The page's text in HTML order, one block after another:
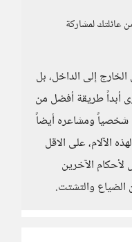
عائلتك لمشاركة
إلى الداخل، بل
أبداً طريقة أفضل من
شخصياً ومشاعره أيضاً
الآلام، على الاقل
الآخرين
الضياع والتشتت.